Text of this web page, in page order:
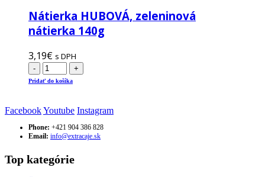
Nátierka HUBOVÁ, zeleninová
nátierka 140g
3,19€ s DPH
- +
Pridať do košíka
FacebookYoutube Instagram
Phone: +421 904 386 828
Email: info@extracaje.sk
Top kategórie